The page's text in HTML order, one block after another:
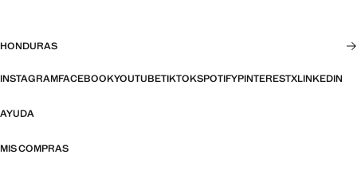
HONDURAS
INSTAGRAMFACEBOOKYOUTUBETIKTOKSPOTIFYPINTERESTXLINKEDIN
AYUDA
MIS COMPRAS